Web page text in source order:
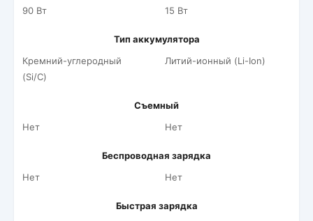
90 Вт
15 Вт
Тип аккумулятора
Кремний-углеродный
(Si/C)
Литий-ионный (Li-Ion)
Съемный
Нет
Нет
Беспроводная зарядка
Нет
Нет
Быстрая зарядка